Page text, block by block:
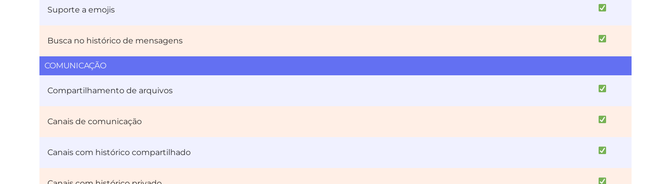
Suporte a emojis
Busca no histórico de mensagens
COMUNICAÇÃO
Compartilhamento de arquivos
Canais de comunicação
Canais com histórico compartilhado